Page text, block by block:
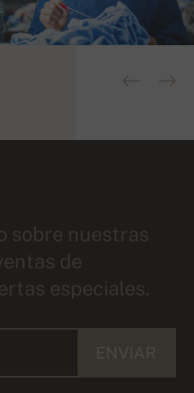
sobre nuestras
de
especiales.